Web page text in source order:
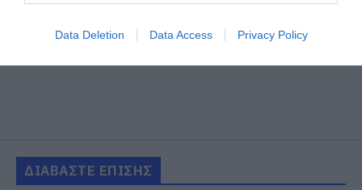
Data Deletion Data Access Privacy Policy
ΔΙΑΒΑΣΤΕ ΕΠΙΣΗΣ